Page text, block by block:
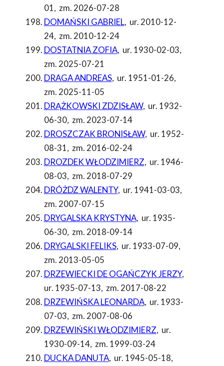
01, zm. 2026-07-28
DOMAŃSKI GABRIEL, ur. 2010-12-
24, zm. 2010-12-24
DOSTATNIA ZOFIA, ur. 1930-02-03,
zm. 2025-07-21
DRAGA ANDREAS, ur. 1951-01-26,
zm. 2025-11-05
DRĄŻKOWSKI ZDZISŁAW, ur. 1932-
06-30, zm. 2023-07-14
DROSZCZAK BRONISŁAW, ur. 1952-
08-31, zm. 2016-02-24
DROZDEK WŁODZIMIERZ, ur. 1946-
08-03, zm. 2018-07-29
DRÓŻDZ WALENTY, ur. 1941-03-03,
zm. 2007-07-15
DRYGALSKA KRYSTYNA, ur. 1935-
06-30, zm. 2018-09-14
DRYGALSKI FELIKS, ur. 1933-07-09,
zm. 2013-05-05
DRZEWIECKI DE OGAŃCZYK JERZY,
ur. 1935-07-13, zm. 2017-08-22
DRZEWIŃSKA LEONARDA, ur. 1933-
07-03, zm. 2007-08-06
DRZEWIŃSKI WŁODZIMIERZ, ur.
1930-09-14, zm. 1999-03-24
DUCKA DANUTA, ur. 1945-05-18,